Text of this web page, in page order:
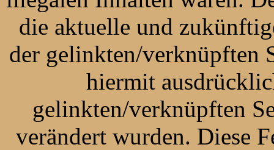
die aktuelle und
der gelinkten/verknüpften
hiermit
gelinkten/verknüpften
verändert wurden. Diese